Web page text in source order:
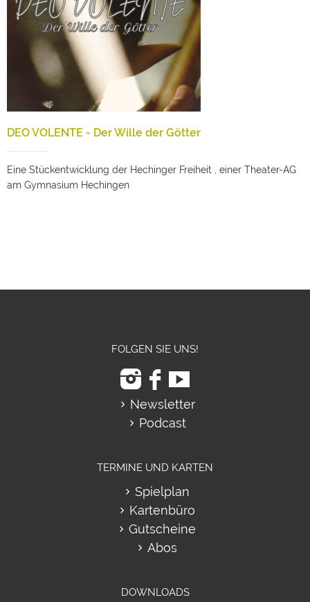
DEO VOLENTE - Der Wille der Götter
Eine Stückentwicklung der Hechinger Freiheit , einer Theater-AG
am Gymnasium Hechingen
FOLGEN SIE UNS!
Newsletter
Podcast
TERMINE UND KARTEN
Spielplan
Kartenbüro
Gutscheine
Abos
DOWNLOADS